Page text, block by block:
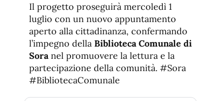
Il progetto proseguirà mercoledì 1
luglio con un nuovo appuntamento
aperto alla cittadinanza, confermando
l’impegno della Biblioteca Comunale di
Sora nel promuovere la lettura e la
partecipazione della comunità. #Sora
#BibliotecaComunale